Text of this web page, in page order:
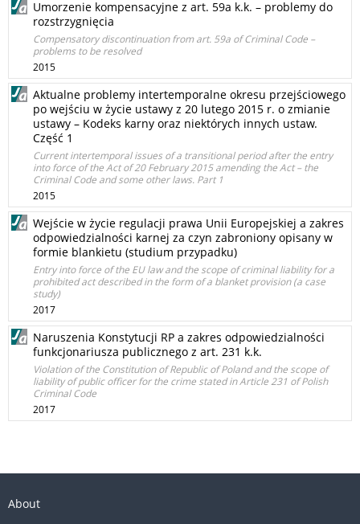
Umorzenie kompensacyjne z art. 59a k.k. – problemy do
rozstrzygnięcia
Compensatory discontinuation from art. 59a of Criminal Code –
problems to be resolved
2015
Aktualne problemy intertemporalne okresu przejściowego
po wejściu w życie ustawy z 20 lutego 2015 r. o zmianie
ustawy – Kodeks karny oraz niektórych innych ustaw.
Część 1
Current intertemporal issues of a transitional period after the entry
into force of the Act of 20 February 2015 amending the Act – the
Criminal Code and some other laws. Part 1
2015
Wejście w życie regulacji prawa Unii Europejskiej a zakres
odpowiedzialności karnej za czyn zabroniony opisany w
formie blankietu (studium przypadku)
Entry into force of the EU law and the scope of criminal liability for a
prohibited act described in the form of a blanket provision (a case
study)
2017
Naruszenia Konstytucji RP a zakres odpowiedzialności
funkcjonariusza publicznego z art. 231 k.k.
Violation of the Constitution of Republic of Poland and the scope of
liability of public officer for the crime stated in Article 231 of Polish
Criminal Code
2017
About